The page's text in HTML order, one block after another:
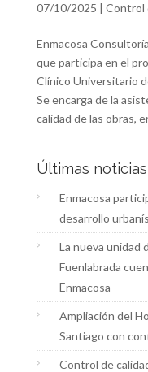
07/10/2025 | Control
Enmacosa
que participa en el
Clínico Universitario
Se encarga de la
calidad de las obras,
Últimas noticias
Enmacosa
desarrollo
La nueva unidad
Fuenlabrada
Enmacosa
Ampliación del
Santiago con
Control de